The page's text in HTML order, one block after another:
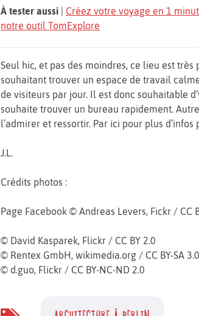
À tester aussi
Créez votre voyage en 1
notre outil TomExplore
Seul hic, et pas des moindres, ce lieu est
souhaitant trouver un espace de travail
de visiteurs par jour. Il est donc souhaitable
souhaite trouver un bureau rapidement.
l’admirer et ressortir. Par ici pour plus d’infos
J.L.
Crédits photos :
Page Facebook © Andreas Levers, Fickr / CC
© David Kasparek, Flickr / CC BY 2.0
© Rentex GmbH, wikimedia.org / CC BY-SA 3.0
© d.guo, Flickr / CC BY-NC-ND 2.0